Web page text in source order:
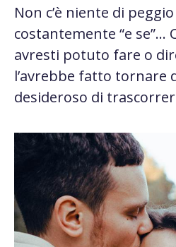
Non c’è niente di
costantemente “e se”…
avresti potuto fare o
l’avrebbe fatto tornare
desideroso di